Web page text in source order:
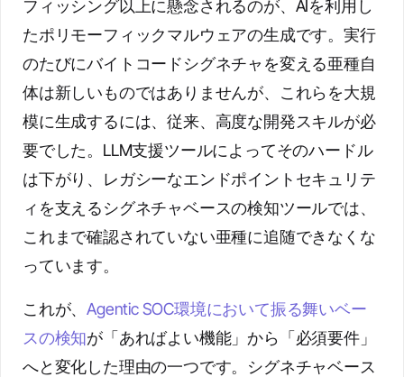
フィッシング以上に懸念されるのが、AIを利用し
たポリモーフィックマルウェアの生成です。実行
のたびにバイトコードシグネチャを変える亜種自
体は新しいものではありませんが、これらを大規
模に生成するには、従来、高度な開発スキルが必
要でした。LLM支援ツールによってそのハードル
は下がり、レガシーなエンドポイントセキュリテ
ィを支えるシグネチャベースの検知ツールでは、
これまで確認されていない亜種に追随できなくな
っています。
これが、Agentic SOC環境において振る舞いベー
スの検知が「あればよい機能」から「必須要件」
へと変化した理由の一つです。シグネチャベース